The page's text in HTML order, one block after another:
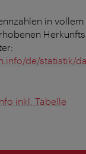
in
de/statistik/
inkl. Tabelle